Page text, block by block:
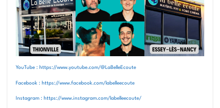
YouTube : https://www.youtube.com/@LaBelleEcoute
Facebook : https://www.facebook.com/labelleecoute
Instagram : https://www.instagram.com/labelleecoute/